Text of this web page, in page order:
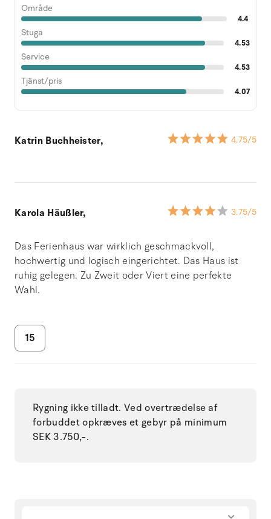
Område
4.4
Stuga
4.53
Service
4.53
Tjänst/pris
4.07
Katrin Buchheister, 4.75/5
Karola Häußler, 3.75/5
Das Ferienhaus war wirklich geschmackvoll,
hochwertig und logisch eingerichtet. Das Haus ist
ruhig gelegen. Zu Zweit oder Viert eine perfekte
Wahl.
15
Rygning ikke tilladt. Ved overtrædelse af
forbuddet opkræves et gebyr på minimum
SEK 3.750,-.